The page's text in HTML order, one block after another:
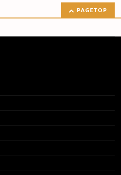
PAGETOP